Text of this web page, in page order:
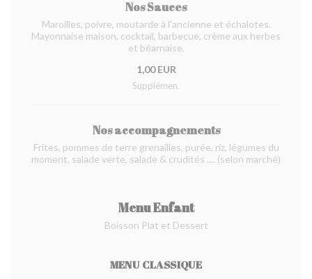
Nos Sauces
Maroilles, poivre, moutarde à l'ancienne et échalotes.
Mayonnaise maison, cocktail, barbecue, crème aux herbes
et béarnaise.
1,00 EUR
Supplémen.
Nos accompagnements
Frites, pommes de terre grenailles, purée, riz, légumes du
moment, salade verte, salade & crudités .... (selon marché)
Menu Enfant
Boisson Plat et Dessert
MENU CLASSIQUE